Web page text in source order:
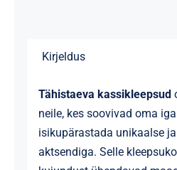
Kirjeldus
Tähistaeva kassikleepsud
neile, kes soovivad oma
isikupärastada unikaalse
aktsendiga. Selle